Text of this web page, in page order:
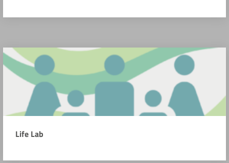
Life Lab